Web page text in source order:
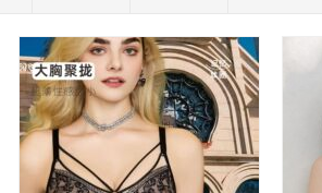
所有地区
江浙沪 华东区 华南区
海外 北京
广东 浙江 江苏